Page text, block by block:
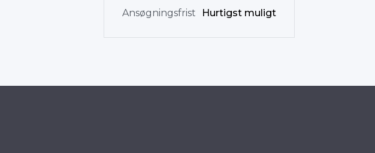
Ansøgningsfrist
Hurtigst muligt